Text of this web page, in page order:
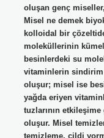
oluşan genç
Misel ne demek
kolloidal bir
moleküllerinin
besinlerdeki su
vitaminlerin
oluşur; misel ise
yağda eriyen
tuzlarının
oluşur. Misel
temizleme, cildi